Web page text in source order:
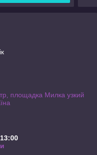
площадка Милка узкий